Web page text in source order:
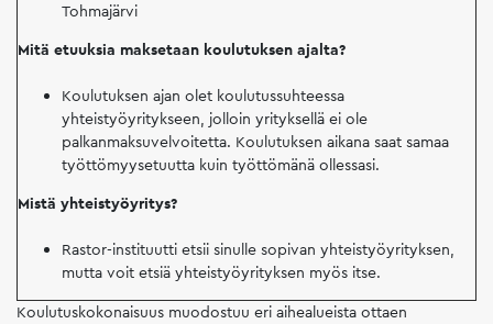
Tohmajärvi
Mitä etuuksia maksetaan koulutuksen ajalta?
Koulutuksen ajan olet koulutussuhteessa
yhteistyöyritykseen, jolloin yrityksellä ei ole
palkanmaksuvelvoitetta. Koulutuksen aikana saat samaa
työttömyysetuutta kuin työttömänä ollessasi.
Mistä yhteistyöyritys?
Rastor-instituutti etsii sinulle sopivan yhteistyöyrityksen,
mutta voit etsiä yhteistyöyrityksen myös itse.
Koulutuskokonaisuus muodostuu eri aihealueista ottaen